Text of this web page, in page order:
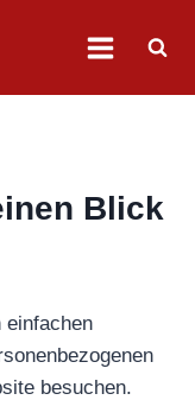
Blick
einfachen
besuchen.